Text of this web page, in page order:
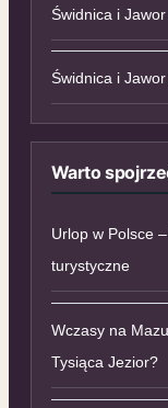
Świdnica i
Świdnica i
Warto
Urlop w Polsce
turystyczne
Wczasy na
Tysiąca Jezior?